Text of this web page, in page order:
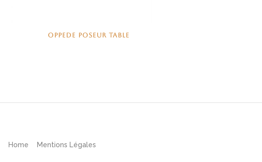
OPPEDE POSEUR TABLE
Home Mentions Légales